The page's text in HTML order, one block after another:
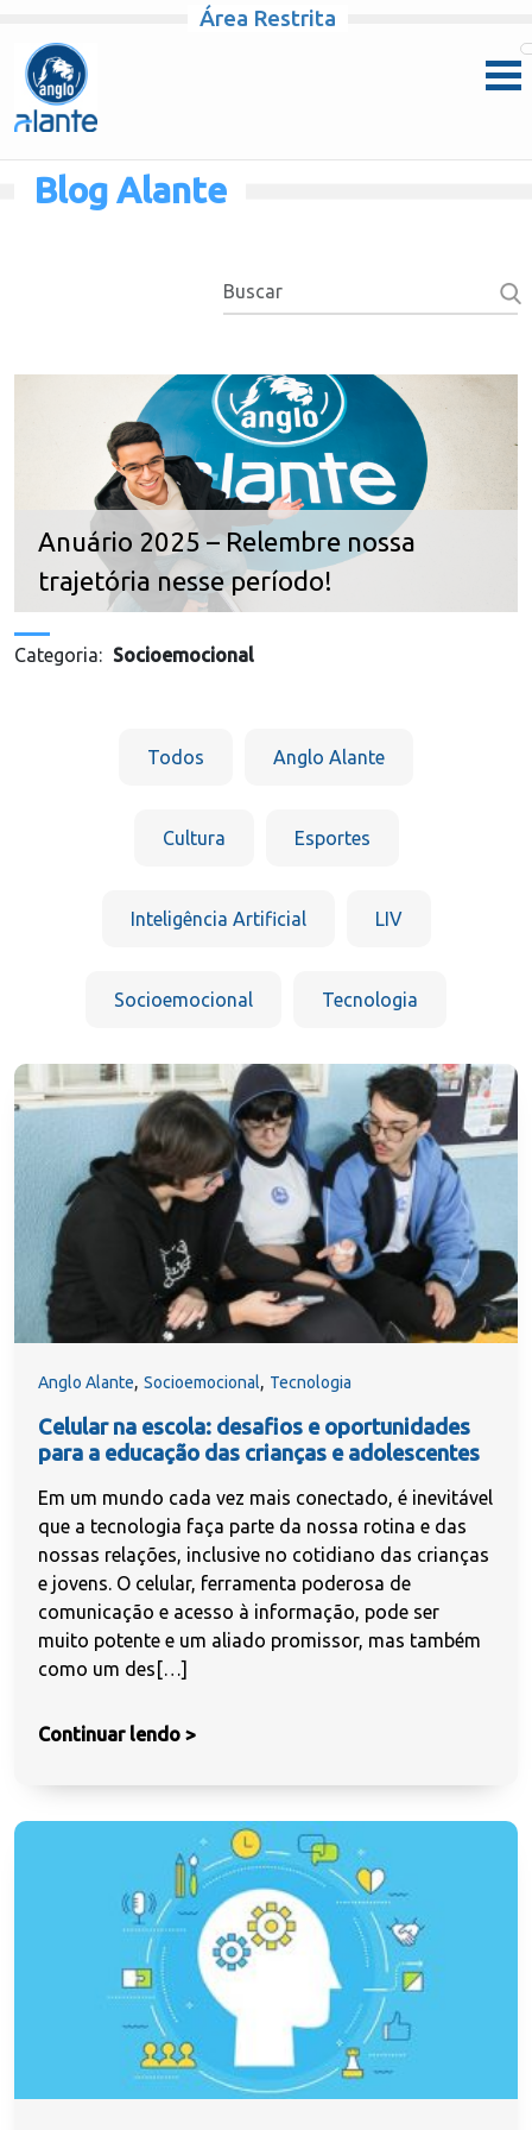
Pular para o conteúdo
Área Restrita
Blog Alante
Anuário 2025 – Relembre nossa
trajetória nesse período!
Categoria: Socioemocional
Todos Anglo Alante
Cultura Esportes
Inteligência Artificial LIV
Socioemocional Tecnologia
Anglo Alante, Socioemocional, Tecnologia
Celular na escola: desafios e oportunidades
para a educação das crianças e adolescentes
Em um mundo cada vez mais conectado, é inevitável
que a tecnologia faça parte da nossa rotina e das
nossas relações, inclusive no cotidiano das crianças
e jovens. O celular, ferramenta poderosa de
comunicação e acesso à informação, pode ser
muito potente e um aliado promissor, mas também
como um des[…]
Continuar lendo >